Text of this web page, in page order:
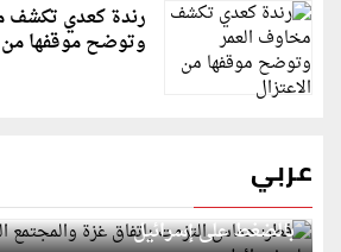
رندة كعدي تكشف
وتوضح موقفها من
عربي
قطر: حماس التزمت باتفاق غزة
بالضغط على إسرائيل